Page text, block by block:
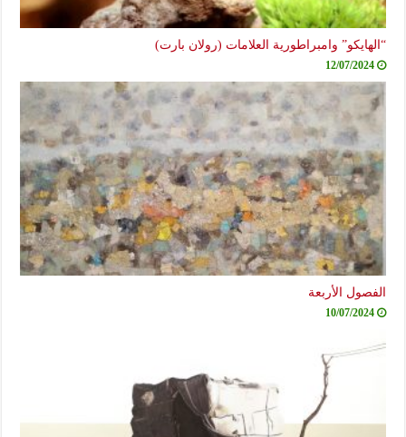
“الهايكو” وامبراطورية العلامات (رولان بارت)
12/07/2024
الفصول الأربعة
10/07/2024